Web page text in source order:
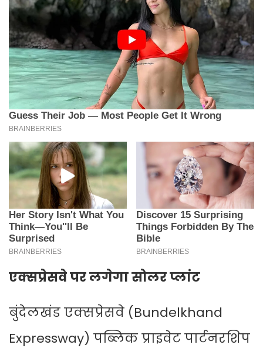
एक्सप्रेसवे पर लगेगा सोलर प्लांट
बुंदेलखंड एक्सप्रेसवे (Bundelkhand
Expressway) पब्लिक प्राइवेट पार्टनरशिप